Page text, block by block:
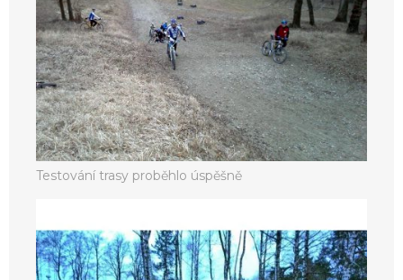
Testování trasy proběhlo úspěšně